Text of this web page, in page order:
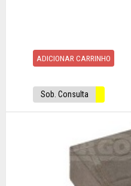
ADICIONAR CARRINHO
Sob. Consulta